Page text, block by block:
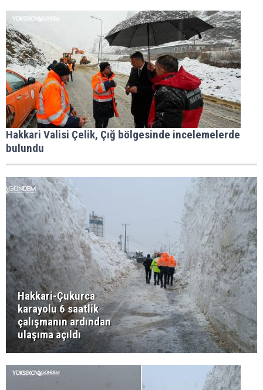
Hakkari Valisi Çelik, Çığ bölgesinde incelemelerde
bulundu
Hakkari-Çukurca
karayolu 6 saatlik
çalışmanın ardından
ulaşıma açıldı